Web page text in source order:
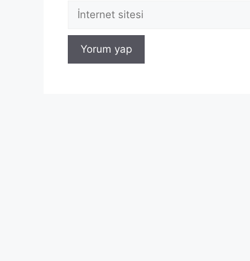
İnternet
sitesi